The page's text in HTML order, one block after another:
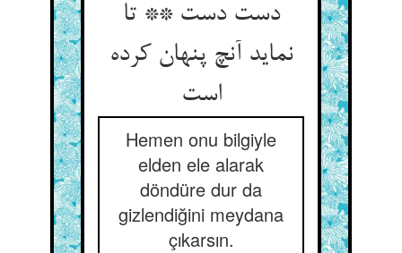
دست دست ** تا
نماید آنچ پنهان کرده
است
Hemen onu bilgiyle
elden ele alarak
döndüre dur da
gizlendiğini meydana
çıkarsın.